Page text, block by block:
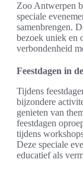
Zoo Antwerpen
speciale
samenbrengen.
bezoek uniek en
verbondenheid
Feestdagen in
Tijdens
bijzondere
genieten van
feestdagen
tijdens
Deze speciale
educatief als